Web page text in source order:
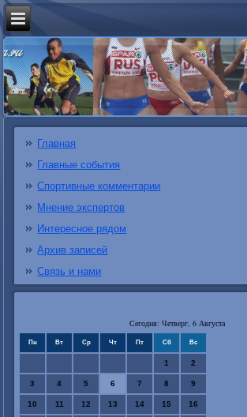
Главная
Главные события
Спортивные комментарии
Мнение экспертов
Интересное рядом
Архив записей
Связь и нами
Сегодня: Четверг, 6 Августа
Пн Вт Ср Чт Пт Сб Вс
1 2
3 4 5 6 7 8 9
10 11 12 13 14 15 16